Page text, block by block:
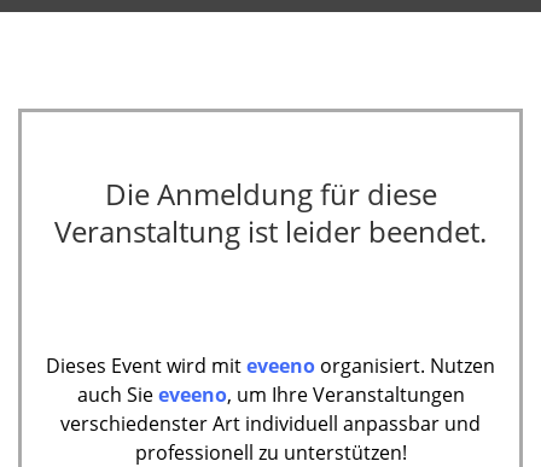
Die Anmeldung für diese
Veranstaltung ist leider beendet.
Dieses Event wird miteveeno organisiert. Nutzen
auch Sieeveeno, um Ihre Veranstaltungen
verschiedenster Art individuell anpassbar und
professionell zu unterstützen!